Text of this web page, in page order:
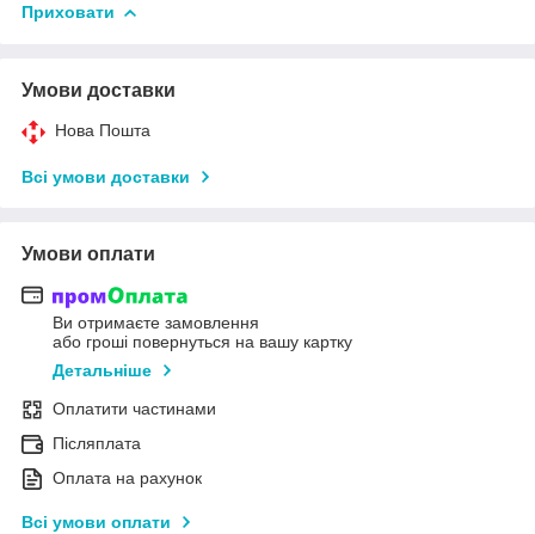
Приховати
Умови доставки
Нова Пошта
Всі умови доставки
Умови оплати
Ви отримаєте замовлення
або гроші повернуться на вашу картку
Детальніше
Оплатити частинами
Післяплата
Оплата на рахунок
Всі умови оплати